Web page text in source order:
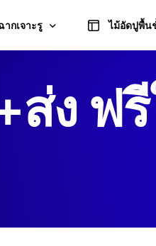
ากเจาะรู
กเจาะรู
ไม้อัดปูพื้น
ส่ง ฟ